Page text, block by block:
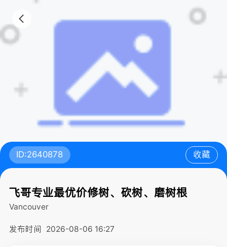
ID:2640878 收藏
飞哥专业最优价修树、砍树、磨树根
Vancouver
发布时间 2026-08-06 16:27